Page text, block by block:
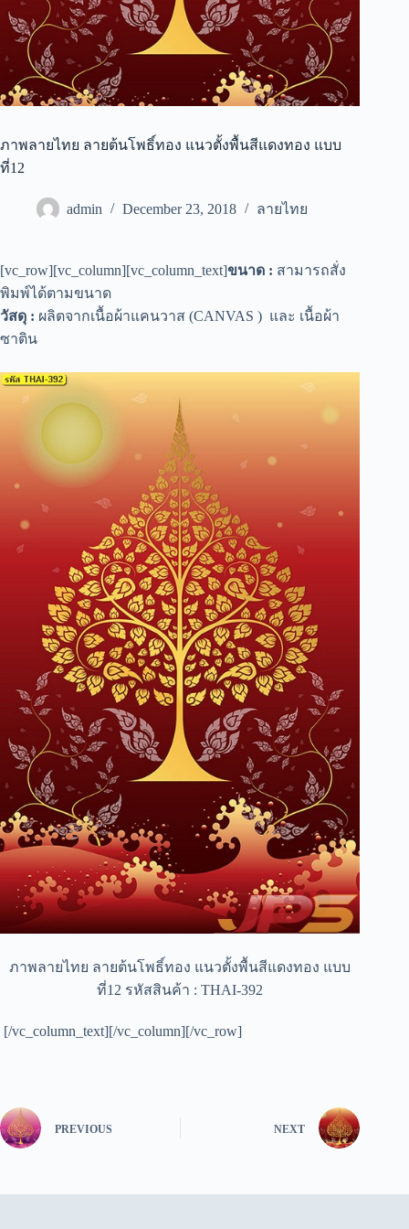
ภาพลายไทย ลายต้นโพธิ์ทอง แนวตั้งพื้นสีแดงทอง แบบ
ที่12
admin December 23, 2018 ลายไทย
[vc_row][vc_column][vc_column_text]ขนาด : สามารถสั่ง
พิมพ์ได้ตามขนาด
วัสดุ : ผลิตจากเนื้อผ้าแคนวาส (CANVAS ) และ เนื้อผ้า
ซาติน
ภาพลายไทย ลายต้นโพธิ์ทอง แนวตั้งพื้นสีแดงทอง แบบ
ที่12 รหัสสินค้า : THAI-392
[/vc_column_text][/vc_column][/vc_row]
PREVIOUS NEXT